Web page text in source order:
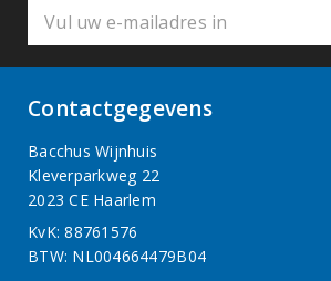
Contactgegevens
Bacchus Wijnhuis
Kleverparkweg 22
2023 CE Haarlem
KvK: 88761576
BTW: NL004664479B04